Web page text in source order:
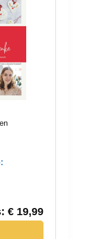
€ 19,99